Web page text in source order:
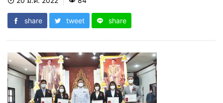
share tweet share